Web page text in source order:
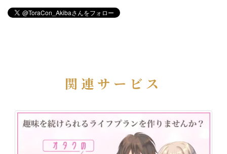
関連サービス